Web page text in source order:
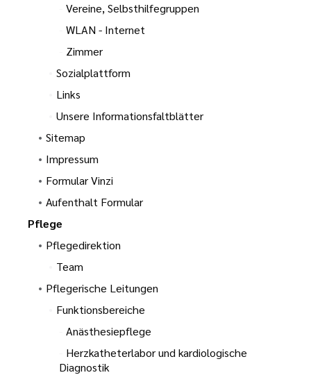
Vereine, Selbsthilfegruppen
WLAN - Internet
Zimmer
Sozialplattform
Links
Unsere Informationsfaltblätter
Sitemap
Impressum
Formular Vinzi
Aufenthalt Formular
Pflege
Pflegedirektion
Team
Pflegerische Leitungen
Funktionsbereiche
Anästhesiepflege
Herzkatheterlabor und kardiologische
Diagnostik